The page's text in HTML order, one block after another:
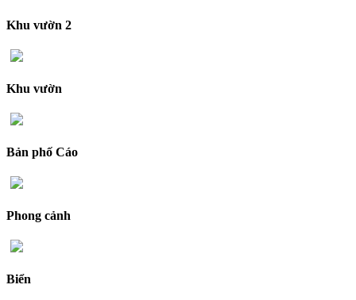
Khu vườn 2
Khu vườn
Bản phố Cáo
Phong cảnh
Biển